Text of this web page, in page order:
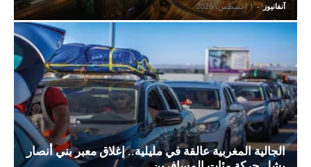
آنفانيوز - 1 أغسطس، 2026
الجالية المغربية عالقة في مليلية.. إغلاق معبر بني أنصار